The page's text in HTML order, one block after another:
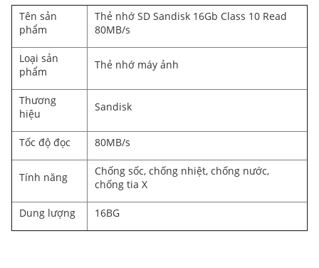
Tên sản
phẩm
Thẻ nhớ SD Sandisk 16Gb Class 10 Read
80MB/s
Loại sản
phẩm
Thẻ nhớ máy ảnh
Thương
hiệu
Sandisk
Tốc độ đọc 80MB/s
Tính năng
Chống sốc, chống nhiệt, chống nước,
chống tia X
Dung lượng 16BG